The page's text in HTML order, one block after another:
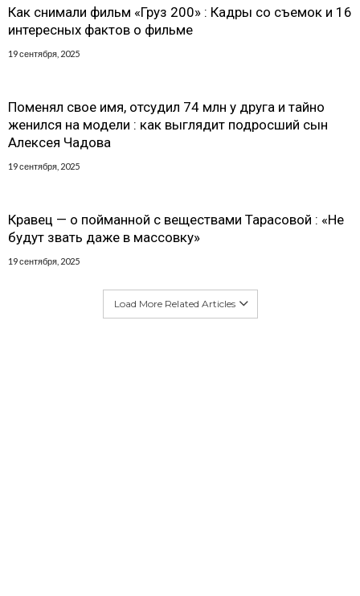
Как снимали фильм «Груз 200» : Кадры со съемок и 16
интересных фактов о фильме
19 сентября, 2025
Поменял свое имя, отсудил 74 млн у друга и тайно
женился на модели : как выглядит подросший сын
Алексея Чадова
19 сентября, 2025
Кравец — о пойманной с веществами Тарасовой : «Не
будут звать даже в массовку»
19 сентября, 2025
Load More Related Articles